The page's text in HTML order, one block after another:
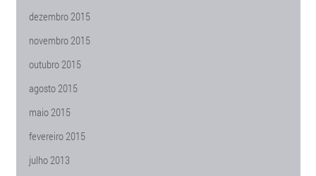
dezembro 2015
novembro 2015
outubro 2015
agosto 2015
maio 2015
fevereiro 2015
julho 2013